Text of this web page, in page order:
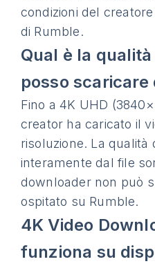
condizioni del
di Rumble.
Qual è la
posso scaricare
Fino a 4K UHD
creator ha caricato il
risoluzione. La qualità
interamente dal file
downloader non può
ospitato su Rumble.
4K Video
funziona su